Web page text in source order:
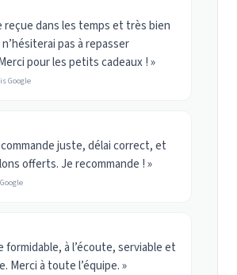
reçue dans les temps et très bien
pas à repasser
pour les petits cadeaux ! »
Google
juste, délai correct, et
offerts. Je recommande ! »
formidable, à l’écoute, serviable et
Merci à toute l’équipe. »